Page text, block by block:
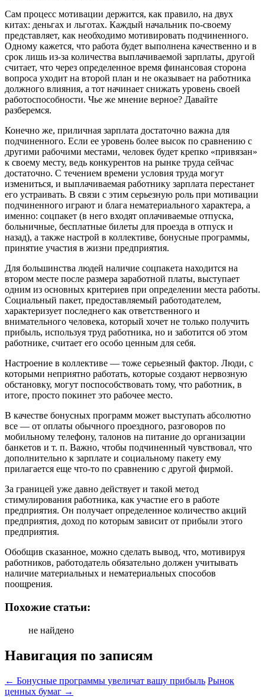
Сам процесс мотивации держится, как правило, на двух
китах: деньгах и льготах. Каждый начальник по-своему
представляет, как необходимо мотивировать подчиненного.
Одному кажется, что работа будет выполнена качественно и в
срок лишь из-за количества выплачиваемой зарплаты, другой
считает, что через определенное время финансовая сторона
вопроса уходит на второй план и не оказывает на работника
должного влияния, а тот начинает снижать уровень своей
работоспособности. Чье же мнение верное? Давайте
разберемся.
Конечно же, приличная зарплата достаточно важна для
подчиненного. Если ее уровень более высок по сравнению с
другими рабочими местами, человек будет крепко «привязан»
к своему месту, ведь конкурентов на рынке труда сейчас
достаточно. С течением времени условия труда могут
измениться, и выплачиваемая работнику зарплата перестанет
его устраивать. В связи с этим серьезную роль при мотивации
подчиненного играют и блага нематериального характера, а
именно: соцпакет (в него входят оплачиваемые отпуска,
больничные, бесплатные билеты для проезда в отпуск и
назад), а также настрой в коллективе, бонусные программы,
принятие участия в жизни предприятия.
Для большинства людей наличие соцпакета находится на
втором месте после размера заработной платы, выступает
одним из основных критериев при определении места работы.
Социальный пакет, предоставляемый работодателем,
характеризует последнего как ответственного и
внимательного человека, который хочет не только получить
прибыль, используя труд работника, но и заботится об этом
работнике, считает его особо ценным для себя.
Настроение в коллективе — тоже серьезный фактор. Люди, с
которыми неприятно работать, которые создают нервозную
обстановку, могут поспособствовать тому, что работник, в
итоге, просто покинет это рабочее место.
В качестве бонусных программ может выступать абсолютно
все — от оплаты обычного проездного, разговоров по
мобильному телефону, талонов на питание до организации
банкетов и т. п. Важно, чтобы подчиненный чувствовал, что
дополнительно к зарплате и социальному пакету ему
прилагается еще что-то по сравнению с другой фирмой.
За границей уже давно действует и такой метод
стимулирования работника, как участие его в работе
предприятия. Он получает определенное количество акций
предприятия, доход по которым зависит от прибыли этого
предприятия.
Обобщив сказанное, можно сделать вывод, что, мотивируя
работников, работодатель обязательно должен учитывать
наличие материальных и нематериальных способов
поощрения.
Похожие статьи:
не найдено
Навигация по записям
← Бонусные программы увеличат вашу прибыль Рынок
ценных бумаг →